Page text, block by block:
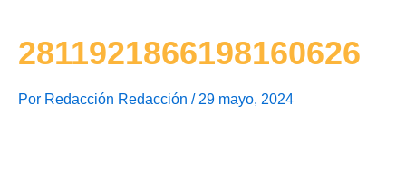
2811921866198160626
Por Redacción Redacción / 29 mayo, 2024